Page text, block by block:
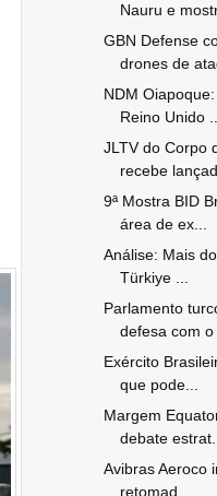
Nauru e
GBN Defense
drones de
NDM
Reino Unido ...
JLTV do Corpo
recebe
9ª Mostra BID
área de ex...
Análise: Mais
Türkiye ...
Parlamento
defesa com o
Exército
que pode...
Margem
debate estrat...
Avibras Aeroco
retomad...